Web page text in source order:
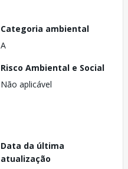
Categoria ambiental
A
Risco Ambiental e Social
Não aplicável
Data da última
atualização